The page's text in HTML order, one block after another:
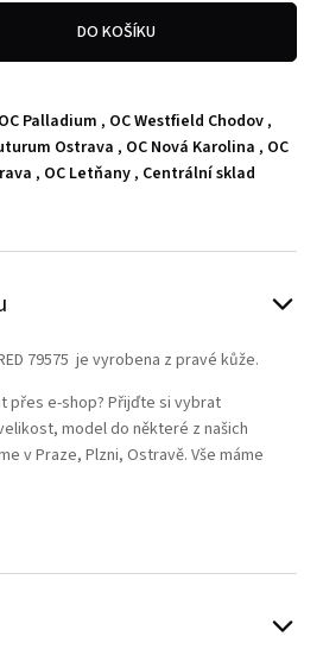
DO KOŠÍKU
OC Palladium , OC Westfield Chodov ,
Ostrava , OC Nová Karolina , OC
, OC Letňany , Centrální sklad
79575 je vyrobena z pravé kůže.
přes e-shop? Přijďte si vybrat
model do některé z našich
v Praze, Plzni, Ostravě. Vše máme